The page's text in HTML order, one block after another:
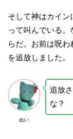
そして神はカイ
って叫んでいる
らだ。お前は呪
を追放しました。
ぬい
追放
な？